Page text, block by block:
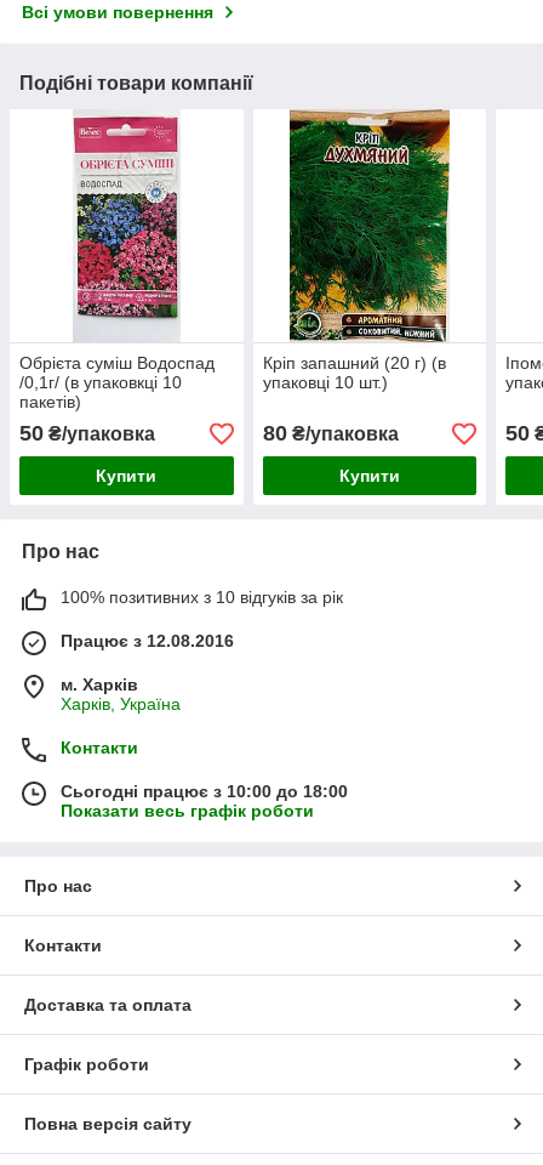
Всі умови повернення
Подібні товари компанії
Обрієта суміш Водоспад
/0,1г/ (в упаковкці 10
пакетів)
50 ₴/упаковка
Купити
Кріп запашний (20 г) (в
упаковці 10 шт.)
80₴/упаковка
Купити
50
Про нас
100% позитивних з 10 відгуків за рік
Працює з 12.08.2016
м. Харків
Харків, Україна
Контакти
Сьогодні працює з 10:00 до 18:00
Показати весь графік роботи
Про нас
Контакти
Доставка та оплата
Графік роботи
Повна версія сайту